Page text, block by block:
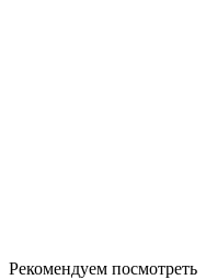
Рекомендуем посмотреть